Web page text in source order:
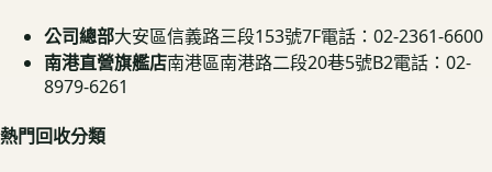
公司總部大安區信義路三段153號7F電話：02-2361-6600
南港直營旗艦店南港區南港路二段20巷5號B2電話：02-
8979-6261
熱門回收分類